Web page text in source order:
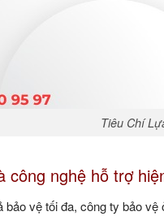
Tiêu Chí
công nghệ hỗ trợ
bảo vệ tối đa, công ty bảo